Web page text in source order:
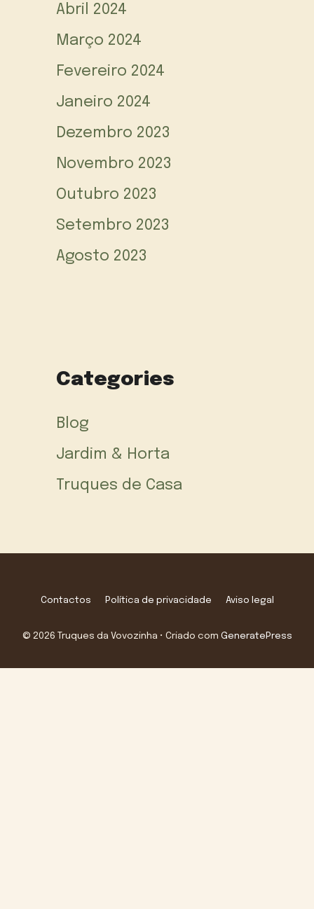
Abril 2024
Março 2024
Fevereiro 2024
Janeiro 2024
Dezembro 2023
Novembro 2023
Outubro 2023
Setembro 2023
Agosto 2023
Categories
Blog
Jardim & Horta
Truques de Casa
Contactos Política de privacidade Aviso legal
© 2026 Truques da Vovozinha • Criado com GeneratePress